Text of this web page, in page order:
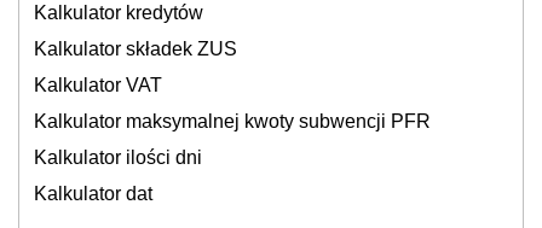
Kalkulator kredytów
Kalkulator składek ZUS
Kalkulator VAT
Kalkulator maksymalnej kwoty subwencji PFR
Kalkulator ilości dni
Kalkulator dat